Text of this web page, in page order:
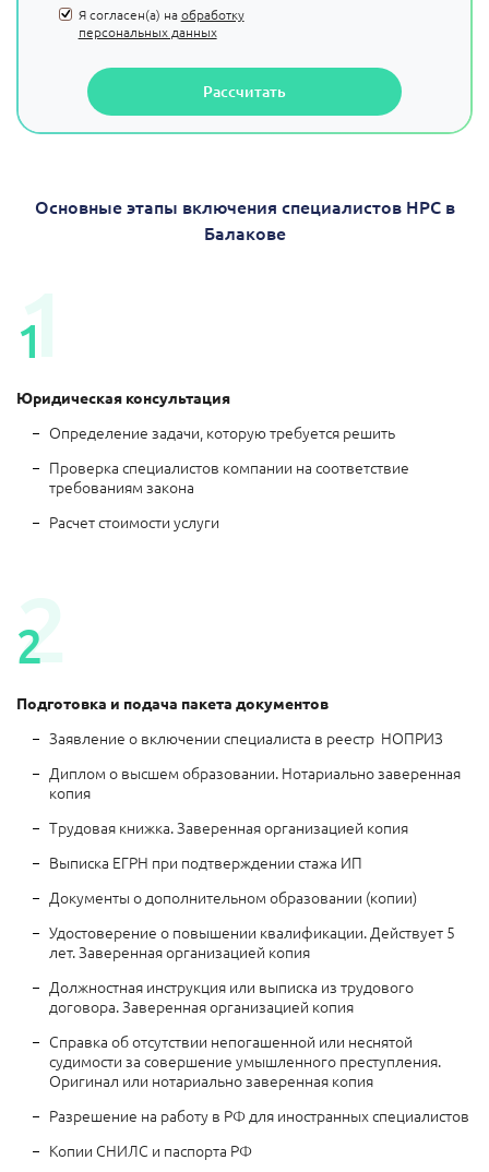
Я согласен(а) наобработку
персональных данных
Рассчитать
Основные этапы включения специалистов НРС в
Балакове
1
1
Юридическая консультация
Определение задачи, которую требуется решить
Проверка специалистов компании на соответствие
требованиям закона
Расчет стоимости услуги
2
2
Подготовка и подача пакета документов
Заявление о включении специалиста в реестр НОПРИЗ
Диплом о высшем образовании. Нотариально заверенная
копия
Трудовая книжка. Заверенная организацией копия
Выписка ЕГРН при подтверждении стажа ИП
Документы о дополнительном образовании (копии)
Удостоверение о повышении квалификации. Действует 5
лет. Заверенная организацией копия
Должностная инструкция или выписка из трудового
договора. Заверенная организацией копия
Справка об отсутствии непогашенной или неснятой
судимости за совершение умышленного преступления.
Оригинал или нотариально заверенная копия
Разрешение на работу в РФ для иностранных специалистов
Копии СНИЛС и паспорта РФ